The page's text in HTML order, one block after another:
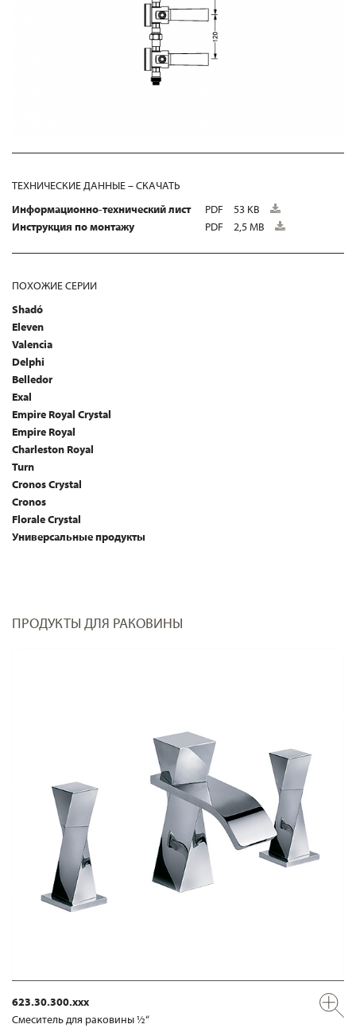
ТЕХНИЧЕСКИЕ ДАННЫЕ – СКАЧАТЬ
Информационно-технический лист
PDF
53 KB
Инструкция по монтажу
PDF 2,5 MB
ПОХОЖИЕ СЕРИИ
Shadó
Eleven
Valencia
Delphi
Belledor
Exal
Empire Royal Crystal
Empire Royal
Charleston Royal
Turn
Cronos Crystal
Cronos
Florale Crystal
Универсальные продукты
ПРОДУКТЫ ДЛЯ РАКОВИНЫ
623.30.300.xxx
Смеситель для раковины ½“